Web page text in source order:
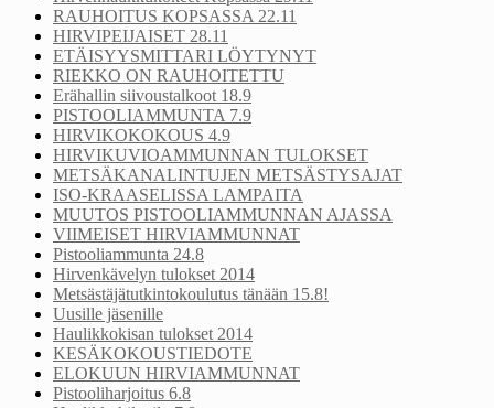
RAUHOITUS KOPSASSA 22.11
HIRVIPEIJAISET 28.11
ETÄISYYSMITTARI LÖYTYNYT
RIEKKO ON RAUHOITETTU
Erähallin siivoustalkoot 18.9
PISTOOLIAMMUNTA 7.9
HIRVIKOKOKOUS 4.9
HIRVIKUVIOAMMUNNAN TULOKSET
METSÄKANALINTUJEN METSÄSTYSAJAT
ISO-KRAASELISSA LAMPAITA
MUUTOS PISTOOLIAMMUNNAN AJASSA
VIIMEISET HIRVIAMMUNNAT
Pistooliammunta 24.8
Hirvenkävelyn tulokset 2014
Metsästäjätutkintokoulutus tänään 15.8!
Uusille jäsenille
Haulikkokisan tulokset 2014
KESÄKOKOUSTIEDOTE
ELOKUUN HIRVIAMMUNNAT
Pistooliharjoitus 6.8